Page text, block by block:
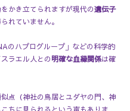
かき立てられますが現代の遺伝子
れていません。
のハプログループ」などの科学的
ラエル人との明確な血縁関係は確
点（神社の鳥居とユダヤの門、神